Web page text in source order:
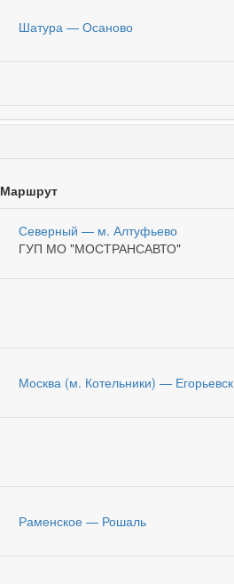
Шатура — Осаново
Маршрут
Северный — м. Алтуфьево
ГУП МО "МОСТРАНСАВТО"
Москва (м. Котельники) — Егорьевск
Раменское — Рошаль